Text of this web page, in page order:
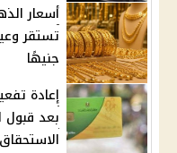
جنيهًا
إعادة
بعد قبول
الاستحقاق